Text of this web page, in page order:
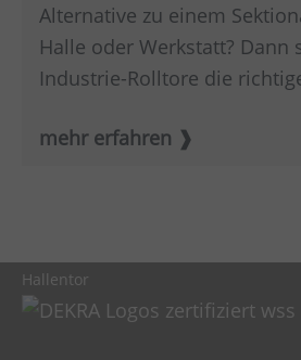
Alternative zu einem
Halle oder Werkstatt? Dann
Industrie-Rolltore die
mehr erfahren
Hallentor